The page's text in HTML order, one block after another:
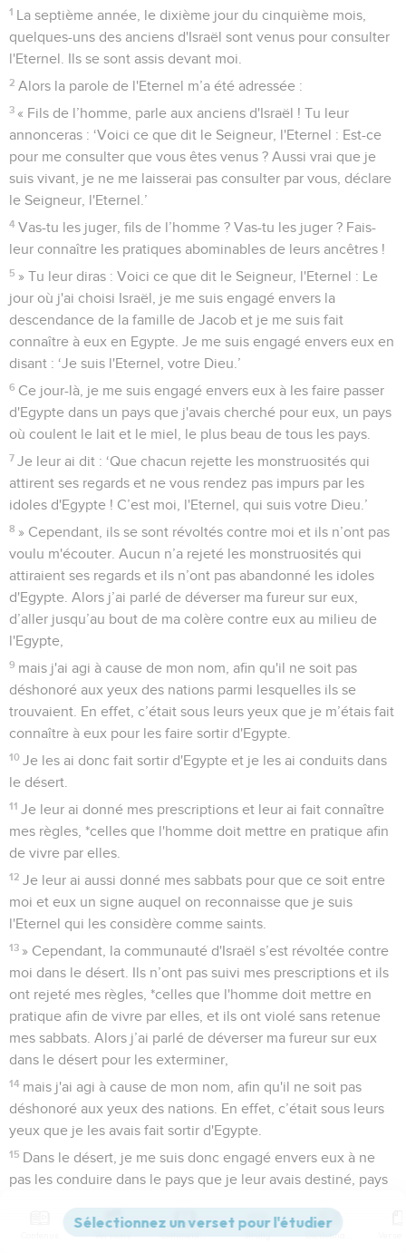
1 La septième année, le dixième jour du cinquième mois,
quelques-uns des anciens d'Israël sont venus pour consulter
l'Eternel. Ils se sont assis devant moi.
2 Alors la parole de l'Eternel m’a été adressée :
3 « Fils de l’homme, parle aux anciens d'Israël ! Tu leur
annonceras : ‘Voici ce que dit le Seigneur, l'Eternel : Est-ce
pour me consulter que vous êtes venus ? Aussi vrai que je
suis vivant, je ne me laisserai pas consulter par vous, déclare
le Seigneur, l'Eternel.’
4 Vas-tu les juger, fils de l’homme ? Vas-tu les juger ? Fais-
leur connaître les pratiques abominables de leurs ancêtres !
5 » Tu leur diras : Voici ce que dit le Seigneur, l'Eternel : Le
jour où j'ai choisi Israël, je me suis engagé envers la
descendance de la famille de Jacob et je me suis fait
connaître à eux en Egypte. Je me suis engagé envers eux en
disant : ‘Je suis l'Eternel, votre Dieu.’
6 Ce jour-là, je me suis engagé envers eux à les faire passer
d'Egypte dans un pays que j'avais cherché pour eux, un pays
où coulent le lait et le miel, le plus beau de tous les pays.
7 Je leur ai dit : ‘Que chacun rejette les monstruosités qui
attirent ses regards et ne vous rendez pas impurs par les
idoles d'Egypte ! C’est moi, l'Eternel, qui suis votre Dieu.’
8 » Cependant, ils se sont révoltés contre moi et ils n’ont pas
voulu m'écouter. Aucun n’a rejeté les monstruosités qui
attiraient ses regards et ils n’ont pas abandonné les idoles
d'Egypte. Alors j’ai parlé de déverser ma fureur sur eux,
d’aller jusqu’au bout de ma colère contre eux au milieu de
l'Egypte,
9 mais j'ai agi à cause de mon nom, afin qu'il ne soit pas
déshonoré aux yeux des nations parmi lesquelles ils se
trouvaient. En effet, c’était sous leurs yeux que je m’étais fait
connaître à eux pour les faire sortir d'Egypte.
10 Je les ai donc fait sortir d'Egypte et je les ai conduits dans
le désert.
11 Je leur ai donné mes prescriptions et leur ai fait connaître
mes règles, *celles que l'homme doit mettre en pratique afin
de vivre par elles.
12 Je leur ai aussi donné mes sabbats pour que ce soit entre
moi et eux un signe auquel on reconnaisse que je suis
l'Eternel qui les considère comme saints.
13 » Cependant, la communauté d'Israël s’est révoltée contre
moi dans le désert. Ils n’ont pas suivi mes prescriptions et ils
ont rejeté mes règles, *celles que l'homme doit mettre en
pratique afin de vivre par elles, et ils ont violé sans retenue
mes sabbats. Alors j’ai parlé de déverser ma fureur sur eux
dans le désert pour les exterminer,
14 mais j'ai agi à cause de mon nom, afin qu'il ne soit pas
déshonoré aux yeux des nations. En effet, c’était sous leurs
yeux que je les avais fait sortir d'Egypte.
15 Dans le désert, je me suis donc engagé envers eux à ne
pas les conduire dans le pays que je leur avais destiné, pays
En effet, mes règles, ils les rejetaient ; mes prescriptions,
Versions Commentaires Strong